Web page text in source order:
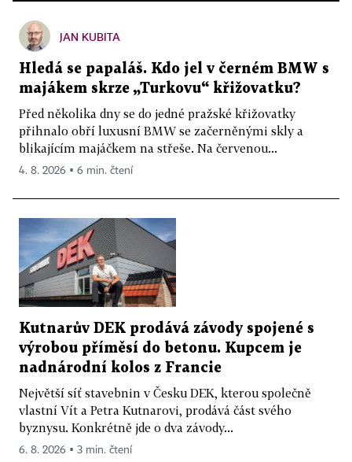
JAN KUBITA
Hledá se papaláš. Kdo jel v černém BMW s
majákem skrze „Turkovu“ křižovatku?
Před několika dny se do jedné pražské křižovatky
přihnalo obří luxusní BMW se začerněnými skly a
blikajícím majáčkem na střeše. Na červenou...
4. 8. 2026 ▪ 6 min. čtení
Kutnarův DEK prodává závody spojené s
výrobou příměsí do betonu. Kupcem je
nadnárodní kolos z Francie
Největší síť stavebnin v Česku DEK, kterou společně
vlastní Vít a Petra Kutnarovi, prodává část svého
byznysu. Konkrétně jde o dva závody...
6. 8. 2026 ▪ 3 min. čtení